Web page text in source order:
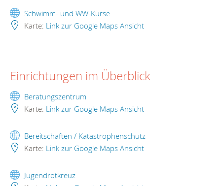
Schwimm- und WW-Kurse
Karte: Link zur Google Maps Ansicht
Einrichtungen im Überblick
Beratungszentrum
Karte: Link zur Google Maps Ansicht
Bereitschaften / Katastrophenschutz
Karte: Link zur Google Maps Ansicht
Jugendrotkreuz